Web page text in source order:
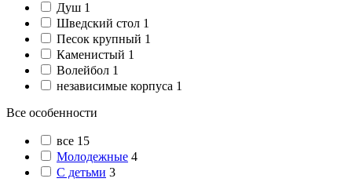
Душ 1
Шведский стол 1
Песок крупный 1
Каменистый 1
Волейбол 1
независимые корпуса 1
Все особенности
все 15
Молодежные 4
С детьми 3